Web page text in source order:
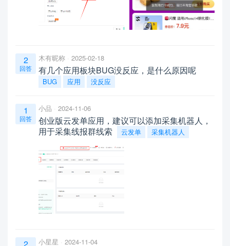
2
回答
木有昵称 2025-02-18
有几个应用板块BUG没反应，是什么原因呢
BUG 应用 没反应
1
回答
小品 2024-11-06
创业版云发单应用，建议可以添加采集机器人，
用于采集线报群线索
云发单 采集机器人
2 小星星 2024-11-04